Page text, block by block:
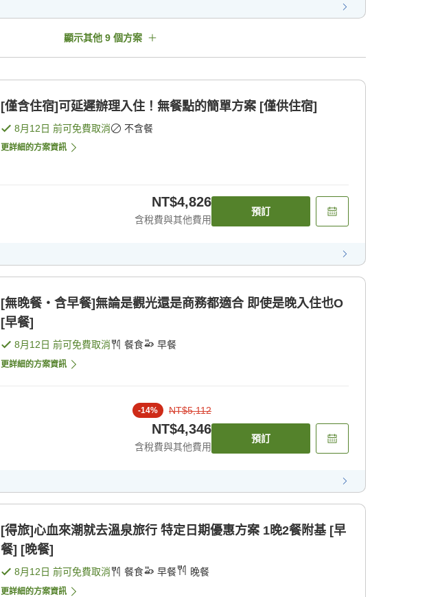
顯示其他 9 個方案
[僅含住宿]可延遲辦理入住！無餐點的簡單方案 [僅供住宿]
8月12日 前可免費取消 不含餐
更詳細的方案資訊
NT$4,826
含稅費與其他費用
預訂
[無晚餐・含早餐]無論是觀光還是商務都適合 即使是晚入住也O
[早餐]
8月12日 前可免費取消 餐食 早餐
更詳細的方案資訊
-14% NT$5,112
NT$4,346
含稅費與其他費用
預訂
[得旅]心血來潮就去溫泉旅行 特定日期優惠方案 1晚2餐附基 [早
餐] [晚餐]
8月12日 前可免費取消 餐食 早餐 晚餐
更詳細的方案資訊